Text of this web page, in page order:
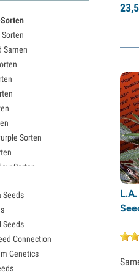
23,
Samen
Sorten
Sorten
Purple Samen
Samen
Samen
Samen
Seeds
Seeds
Connection
Genetics